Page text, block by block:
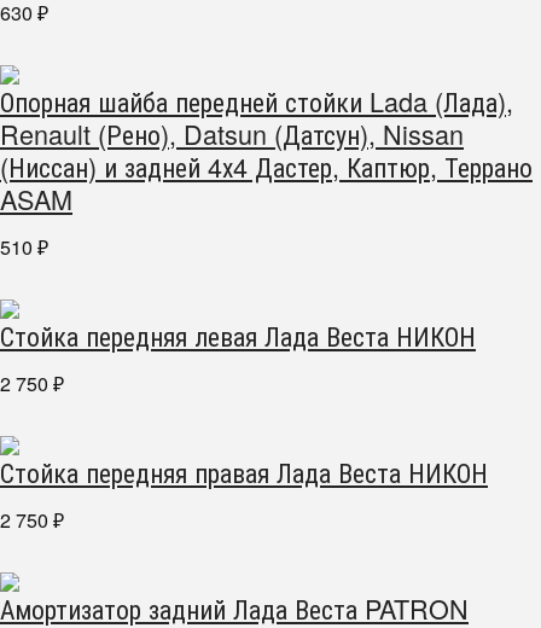
630 ₽
Опорная шайба передней стойки Lada (Лада),
Renault (Рено), Datsun (Датсун), Nissan
(Ниссан) и задней 4х4 Дастер, Каптюр, Террано
ASAM
510 ₽
Стойка передняя левая Лада Веста НИКОН
2 750 ₽
Стойка передняя правая Лада Веста НИКОН
2 750 ₽
Амортизатор задний Лада Веста PATRON